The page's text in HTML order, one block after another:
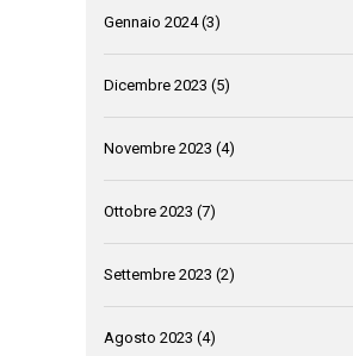
Gennaio 2024(3)
Dicembre 2023 (5)
Novembre 2023 (4)
Ottobre 2023 (7)
Settembre 2023 (2)
Agosto 2023 (4)